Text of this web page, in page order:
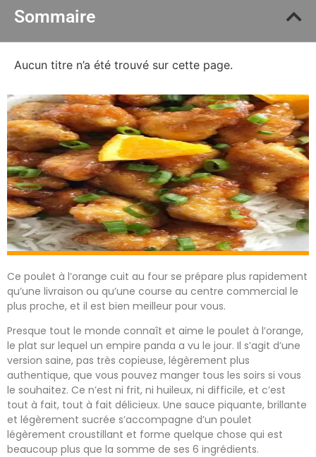
Sommaire
Aucun titre n’a été trouvé sur cette page.
Ce poulet à l’orange cuit au four se prépare plus rapidement
qu’une livraison ou qu’une course au centre commercial le
plus proche, et il est bien meilleur pour vous.
Presque tout le monde connaît et aime le poulet à l’orange,
le plat sur lequel un empire panda a vu le jour. Il s’agit d’une
version saine, pas très copieuse, légèrement plus
authentique, que vous pouvez manger tous les soirs si vous
le souhaitez. Ce n’est ni frit, ni huileux, ni difficile, et c’est
tout à fait, tout à fait délicieux. Une sauce piquante, brillante
et légèrement sucrée s’accompagne d’un poulet
légèrement croustillant et forme quelque chose qui est
beaucoup plus que la somme de ses 6 ingrédients.